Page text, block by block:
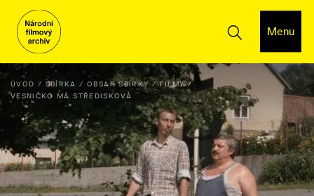
Menu
ÚVOD SBÍRKA OBSAH SBÍRKY
FILMY
VESNIČKO MÁ STŘEDISKOVÁ